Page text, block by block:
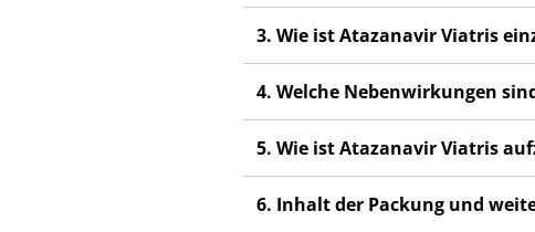
3. Wie ist Atazanavir Viatris
4. Welche Nebenwirkungen
5. Wie ist Atazanavir Viatris
6. Inhalt der Packung und